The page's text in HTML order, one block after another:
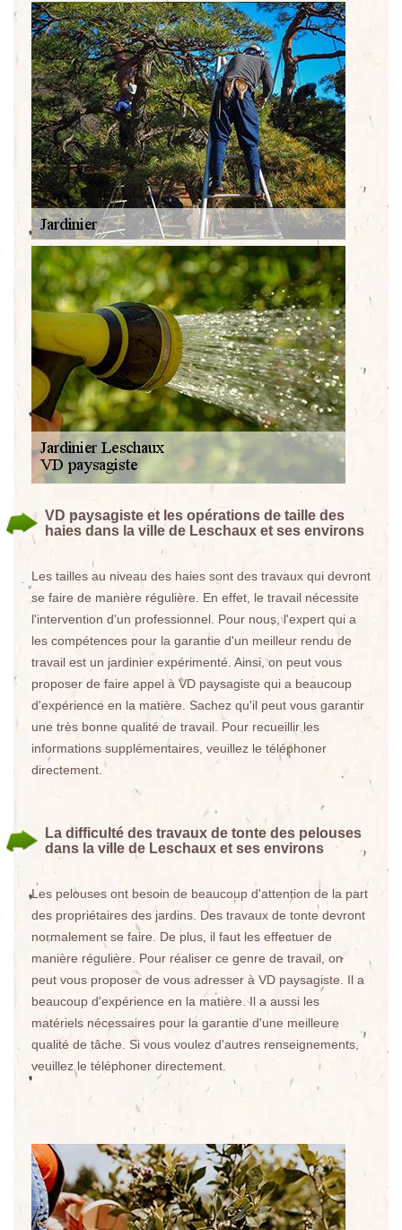
VD paysagiste et les opérations de taille des
haies dans la ville de Leschaux et ses environs
Les tailles au niveau des haies sont des travaux qui devront
se faire de manière régulière. En effet, le travail nécessite
l'intervention d'un professionnel. Pour nous, l'expert qui a
les compétences pour la garantie d'un meilleur rendu de
travail est un jardinier expérimenté. Ainsi, on peut vous
proposer de faire appel à VD paysagiste qui a beaucoup
d'expérience en la matière. Sachez qu'il peut vous garantir
une très bonne qualité de travail. Pour recueillir les
informations supplémentaires, veuillez le téléphoner
directement.
La difficulté des travaux de tonte des pelouses
dans la ville de Leschaux et ses environs
Les pelouses ont besoin de beaucoup d'attention de la part
des propriétaires des jardins. Des travaux de tonte devront
normalement se faire. De plus, il faut les effectuer de
manière régulière. Pour réaliser ce genre de travail, on
peut vous proposer de vous adresser à VD paysagiste. Il a
beaucoup d'expérience en la matière. Il a aussi les
matériels nécessaires pour la garantie d'une meilleure
qualité de tâche. Si vous voulez d'autres renseignements,
veuillez le téléphoner directement.